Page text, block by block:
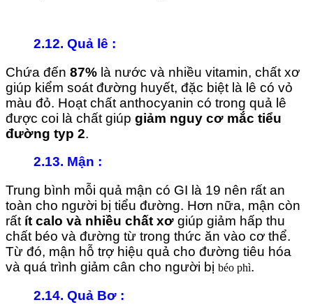
2.12. Quả lê :
Chứa đến 87% là nước và nhiều vitamin, chất xơ
giúp kiểm soát đường huyết, đặc biệt là lê có vỏ
màu đỏ. Hoạt chất anthocyanin có trong quả lê
được coi là chất giúp giảm nguy cơ mắc tiểu
đường typ 2.
2.13. Mận :
Trung bình mỗi quả mận có GI là 19 nên rất an
toàn cho người bị tiểu đường. Hơn nữa, mận còn
rất ít calo và nhiều chất xơ giúp giảm hấp thu
chất béo và đường từ trong thức ăn vào cơ thể.
Từ đó, mận hỗ trợ hiệu quả cho đường tiêu hóa
và quá trình giảm cân cho người bị béo phì.
2.14. Quả Bơ :